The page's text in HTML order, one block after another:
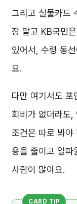
그리고 실물카드
장 말고 KB국민
있어서, 수령 동
요.
다만 여기서도 포
회비가 없더라도,
조건은 따로 봐야
용을 줄이고 알파
사람이 많아요.